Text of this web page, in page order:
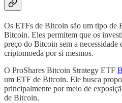
Os ETFs de Bitcoin são um tipo de
Bitcoin. Eles permitem que os
preço do Bitcoin sem a necessidade
criptomoeda por si mesmos.
O ProShares Bitcoin Strategy ETF
um ETF de Bitcoin. Ele busca
principalmente por meio de
de Bitcoin.